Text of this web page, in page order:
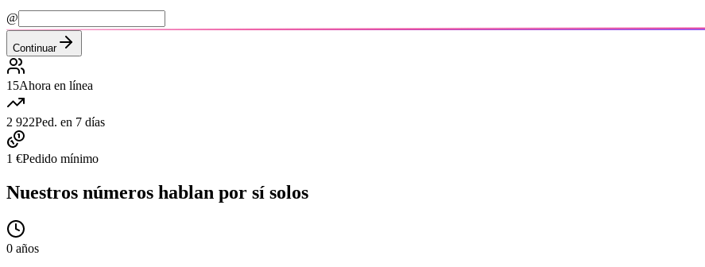
@
Continuar
15Ahora en línea
2 922Ped. en 7 días
1 €Pedido mínimo
Nuestros números hablan por sí solos
0 años